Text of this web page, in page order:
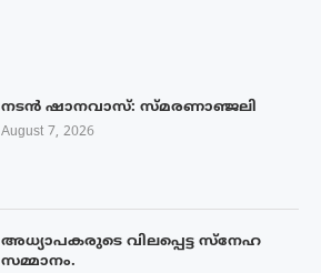
നടൻ ഷാനവാസ്: സ്മരണാഞ്ജലി
August 7, 2026
അധ്യാപകരുടെ വിലപ്പെട്ട സ്നേഹ
സമ്മാനം.